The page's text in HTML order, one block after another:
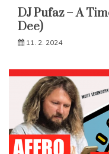
DJ Pufaz – A
Dee)
11. 2. 2024